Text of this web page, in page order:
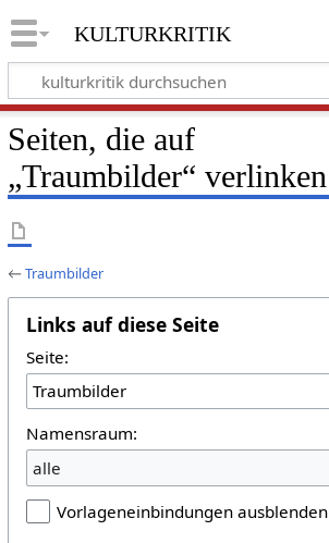
kulturkritik
Seiten, die auf
„Traumbilder“ verlinken
←Traumbilder
Links auf diese Seite
Seite:
Namensraum:
alle
Vorlageneinbindungen ausblenden